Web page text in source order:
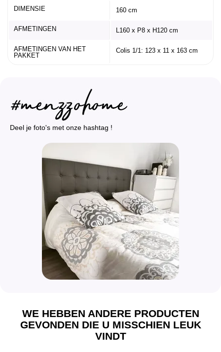
DIMENSIE 160 cm
AFMETINGEN L160 x P8 x H120 cm
AFMETINGEN VAN HET
PAKKET
Colis 1/1: 123 x 11 x 163 cm
Deel je foto's met onze hashtag !
WE HEBBEN ANDERE PRODUCTEN
GEVONDEN DIE U MISSCHIEN LEUK
VINDT